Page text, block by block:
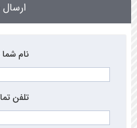
نام شما
تلفن